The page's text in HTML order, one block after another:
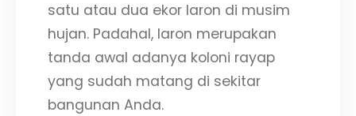
satu atau dua ekor laron di musim
hujan. Padahal, laron merupakan
tanda awal adanya koloni rayap
yang sudah matang di sekitar
bangunan Anda.